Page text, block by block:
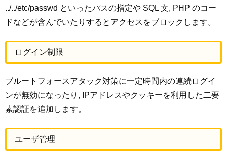
../../etc/passwd といったパスの指定や SQL 文, PHP のコー
ドなどが含んでいたりするとアクセスをブロックします。
ログイン制限
ブルートフォースアタック対策に一定時間内の連続ログイ
ンが無効になったり, IPアドレスやクッキーを利用した二要
素認証を追加します。
ユーザ管理